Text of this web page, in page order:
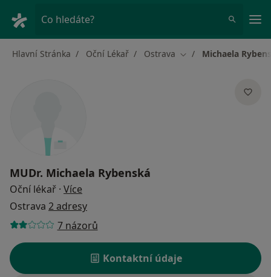
Co hledáte?
Hlavní Stránka Oční Lékař Ostrava Změna města
Michaela
MUDr. Michaela Rybenská
Oční lékař · Více
Ostrava 2 adresy
7 názorů
Kontaktní údaje